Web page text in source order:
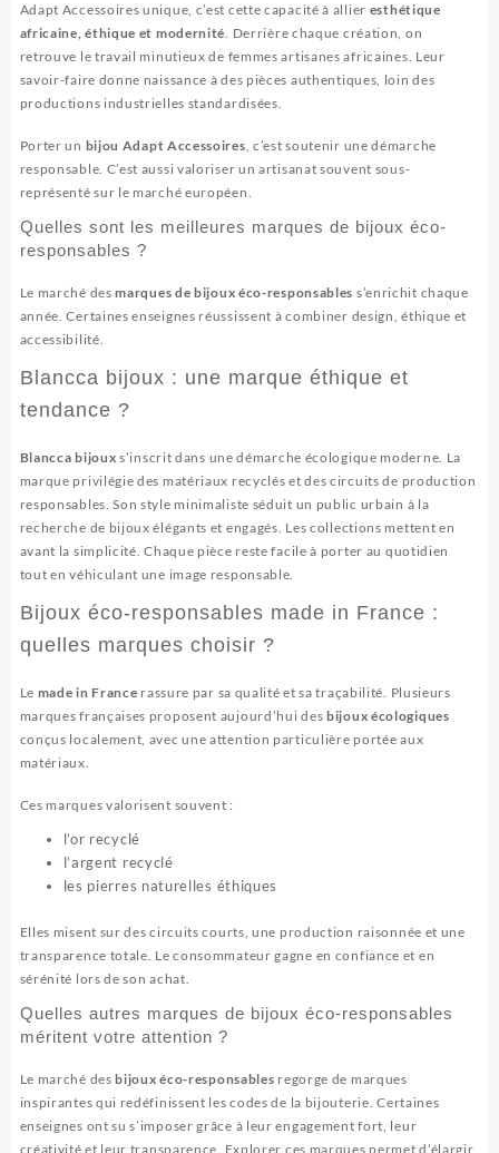
Adapt Accessoires unique, c’est cette capacité à allier esthétique
africaine, éthique et modernité. Derrière chaque création, on
retrouve le travail minutieux de femmes artisanes africaines. Leur
savoir-faire donne naissance à des pièces authentiques, loin des
productions industrielles standardisées.
Porter un bijou Adapt Accessoires, c’est soutenir une démarche
responsable. C’est aussi valoriser un artisanat souvent sous-
représenté sur le marché européen.
Quelles sont les meilleures marques de bijoux éco-
responsables ?
Le marché desmarques de bijoux éco-responsables s’enrichit chaque
année. Certaines enseignes réussissent à combiner design, éthique et
accessibilité.
Blancca bijoux : une marque éthique et
tendance ?
Blancca bijoux s’inscrit dans une démarche écologique moderne. La
marque privilégie des matériaux recyclés et des circuits de production
responsables. Son style minimaliste séduit un public urbain à la
recherche de bijoux élégants et engagés. Les collections mettent en
avant la simplicité. Chaque pièce reste facile à porter au quotidien
tout en véhiculant une image responsable.
Bijoux éco-responsables made in France :
quelles marques choisir ?
Le made in France rassure par sa qualité et sa traçabilité. Plusieurs
marques françaises proposent aujourd’hui des bijoux écologiques
conçus localement, avec une attention particulière portée aux
matériaux.
Ces marques valorisent souvent :
l’or recyclé
l’argent recyclé
les pierres naturelles éthiques
Elles misent sur des circuits courts, une production raisonnée et une
transparence totale. Le consommateur gagne en confiance et en
sérénité lors de son achat.
Quelles autres marques de bijoux éco-responsables
méritent votre attention ?
Le marché desbijoux éco-responsables regorge de marques
inspirantes qui redéfinissent les codes de la bijouterie. Certaines
enseignes ont su s’imposer grâce à leur engagement fort, leur
créativité et leur transparence. Explorer ces marques permet d’élargir